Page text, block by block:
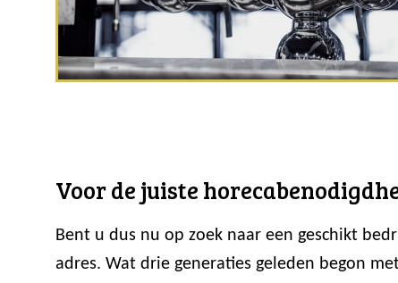
Voor de juiste
Bent u dus nu op zoek naar een geschikt
adres. Wat drie generaties geleden begon